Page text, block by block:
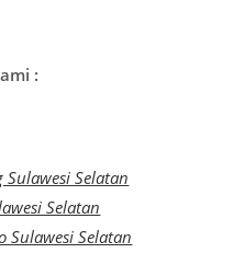
:
Sulawesi Selatan
Selatan
Sulawesi Selatan